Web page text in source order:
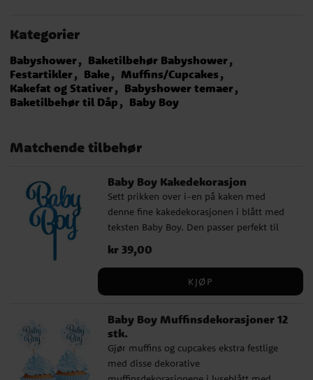
Kategorier
Babyshower
Baketilbehør Babyshower
Festartikler
Bake
Muffins/Cupcakes
Kakefat og Stativer
Babyshower temaer
Baketilbehør til Dåp
Baby Boy
Matchende tilbehør
Baby Boy Kakedekorasjon
Sett prikken over i-en på kaken med
denne fine kakedekorasjonen i blått med
teksten Baby Boy. Den passer perfekt til
baby shower, dåp, velkomstfest eller andre
feiringer der du ønsker å skape et søtt og
Kakedekorasjonen er enkel å plassere i
løfter hele borddekkingen. Den glansfulle
overflaten gir et festlig inntrykk og gjør
den til et fint valg når kaken får stå i
sentrum. ✔️ Størrelse: 16 cm ✔️ Materiale:
Pris:kr 39,00
kr 39,00
KJØP
Baby Boy Muffinsdekorasjoner 12
stk.
Gjør muffins og cupcakes ekstra festlige
med disse dekorative